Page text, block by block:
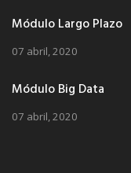
Módulo Largo Plazo
07 abril, 2020
Módulo Big Data
07 abril, 2020